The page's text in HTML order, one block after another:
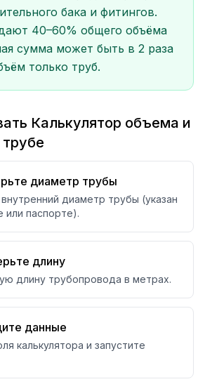
бака и фитингов.
40–60% общего объёма
сумма может быть в 2 раза
только труб.
Калькулятор объема и
диаметр трубы
диаметр трубы (указан
или паспорте).
длину
длину трубопровода в метрах.
данные
калькулятора и запустите